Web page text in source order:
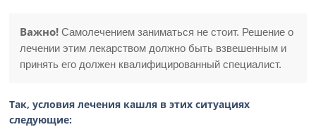
Важно! Самолечением заниматься не стоит. Решение о
лечении этим лекарством должно быть взвешенным и
принять его должен квалифицированный специалист.
Так, условия лечения кашля в этих ситуациях
следующие: